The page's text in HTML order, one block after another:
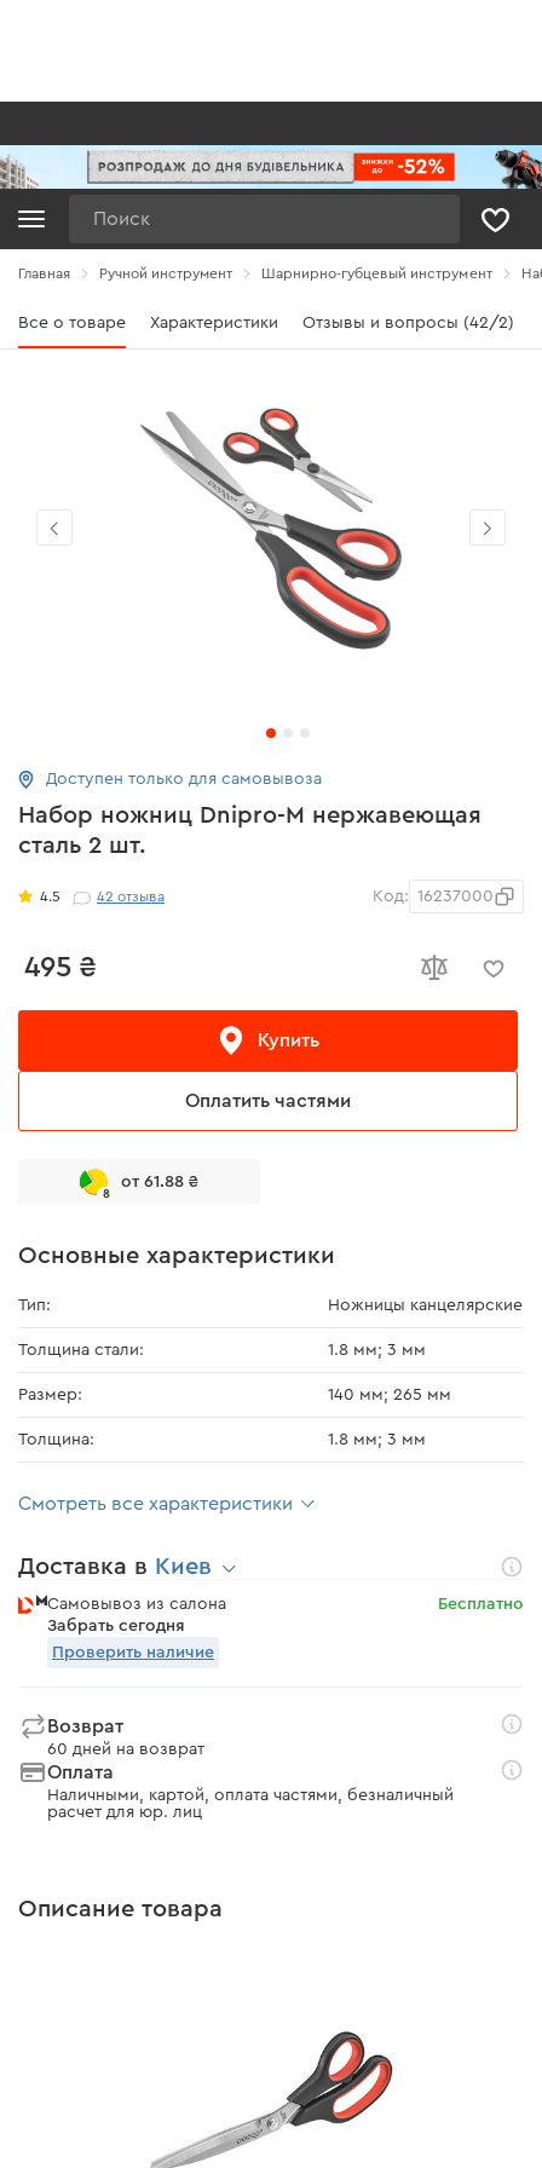
Главная Ручной инструмент Шарнирно-губцевый инструмент
Все о товаре Характеристики Отзывы и вопросы (42/2)
Набор ножниц Dnipro-M нержавеющая
сталь 2 шт.
4.5 42отзыва Код: 16237000
495 ₴
Купить
Оплатить частями
8
от 61.88 ₴
Доступен только для самовывоза
Основные характеристики
Тип: Ножницы канцелярские
Толщина стали: 1.8 мм; 3 мм
Размер: 140 мм; 265 мм
Толщина: 1.8 мм; 3 мм
Смотреть все характеристики
Доставка в Киев
Самовывоз из салона
Забрать сегодня
Бесплатно
Проверить наличие
Возврат
60 дней на возврат
Оплата
Наличными, картой, оплата частями, безналичный
расчет для юр. лиц
Описание товара